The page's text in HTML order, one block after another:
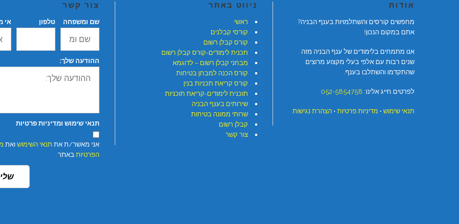
אודות
מחפשים קורסים והשתלמויות בענף הבניה?
אתם במקום הנכון!
אנו מתמחים בלימודים של ענף הבניה מזה
שנים רבות עם אלפי בעלי מקצוע מרוצים
שהתקדמו והשתלבו בענף.
לפרטים חייג אלינו: 052-5854758
תנאי שימוש • מדיניות פרטיות • הצהרת נגישות
ניווט באתר
ראשי
קורסי קבלנים
קורס קבלן רשום
תכנית לימודים-קורס קבלן רשום
מבחני קבלן רשום – לדוגמא
קורס הכנה למבחן בטיחות
קורס קריאת תכניות בנין
תוכנית לימודים-קריאת תוכניות
שירותים בענף הבניה
שרותי ממונה בטיחות
קבלן רשום
צור קשר
צור קשר
שם ומשפחה טלפון אי
ההודעה שלך:
תנאי שימוש ומדיניות פרטיות
אני מאשר/ת את תנאי השימוש ואת
הפרטיות באתר